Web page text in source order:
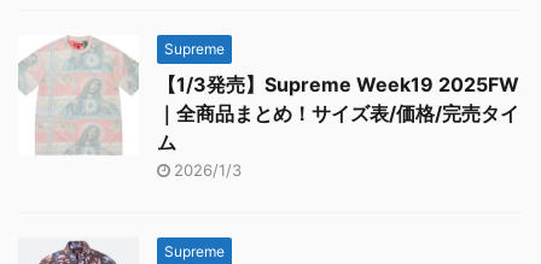
Supreme
【1/3発売】Supreme Week19 2025FW
｜全商品まとめ！サイズ表/価格/完売タイ
ム
2026/1/3
Supreme